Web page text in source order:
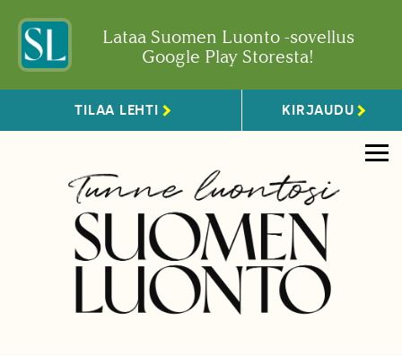
Lataa Suomen Luonto -sovellus
Google Play Storesta!
TILAA LEHTI KIRJAUDU